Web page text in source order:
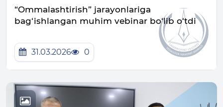
“Ommalashtirish” jarayonlariga
bag‘ishlangan muhim vebinar bo‘lib o‘tdi
31.03.2026 0